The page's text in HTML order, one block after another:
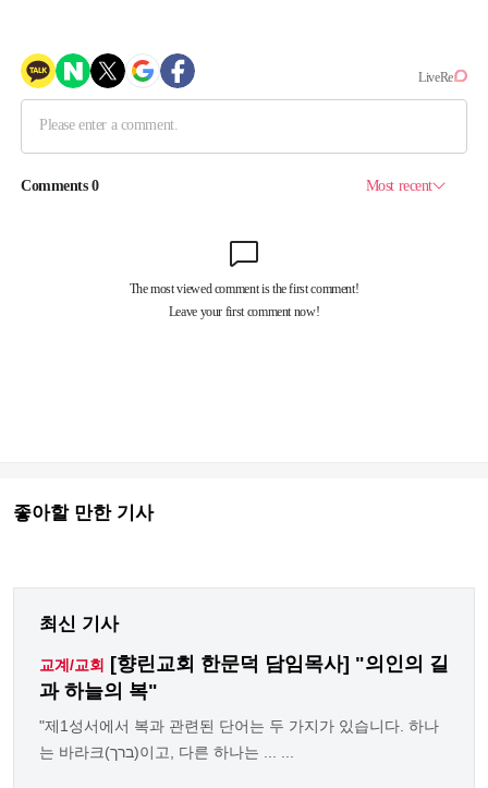
좋아할 만한 기사
최신 기사
교계/교회 [향린교회 한문덕 담임목사] "의인의 길
과 하늘의 복"
"제1성서에서 복과 관련된 단어는 두 가지가 있습니다. 하나
는 바라크(ברך)이고, 다른 하나는 ... ...